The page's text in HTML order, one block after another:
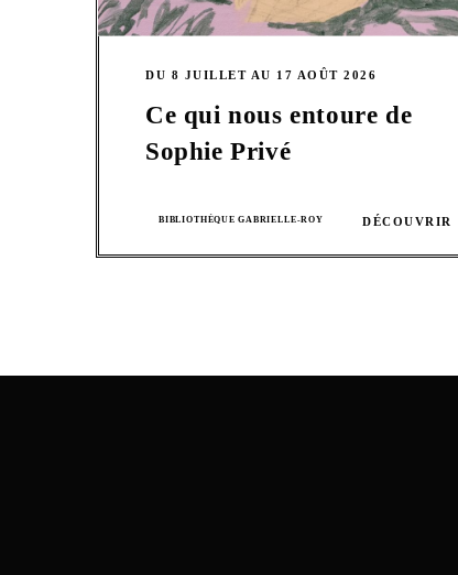
DU 8 JUILLET AU 17 AOÛT 2026
Ce qui nous entoure de
Sophie Privé
BIBLIOTHÈQUE GABRIELLE-ROY DÉCOUVRIR